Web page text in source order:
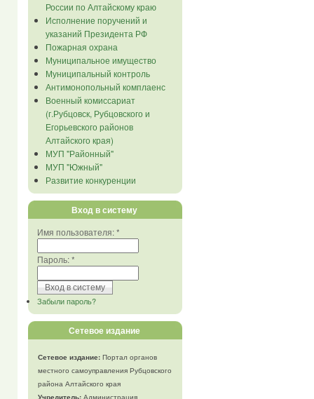
России по Алтайскому краю
Исполнение поручений и
указаний Президента РФ
Пожарная охрана
Муниципальное имущество
Муниципальный контроль
Антимонопольный комплаенс
Военный комиссариат
(г.Рубцовск, Рубцовского и
Егорьевского районов
Алтайского края)
МУП "Районный"
МУП "Южный"
Развитие конкуренции
Вход в систему
Имя пользователя:*
Пароль:*
Забыли пароль?
Сетевое издание
Сетевое издание:Портал органов
местного самоуправления Рубцовского
района Алтайского края
Учредитель:Администрация